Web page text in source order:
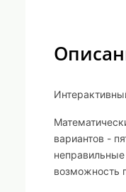
вариантов -
возможность